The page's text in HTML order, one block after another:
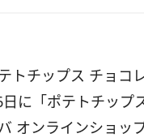
トチップス チョコ
に「ポテトチップ
オンラインショッ